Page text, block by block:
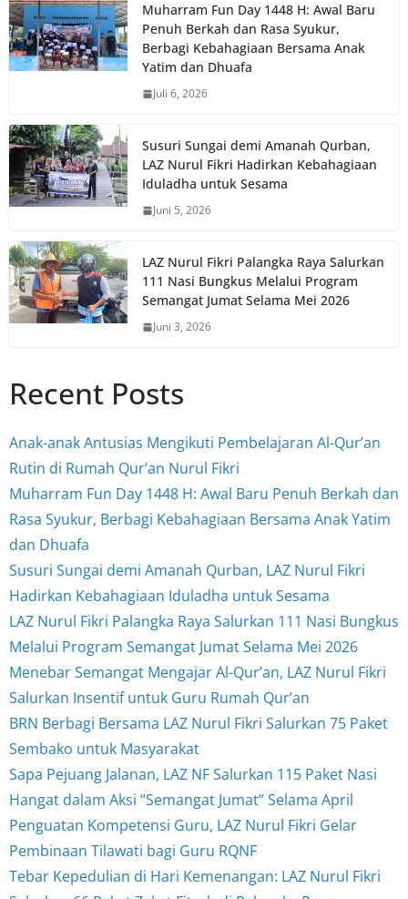
Muharram Fun Day 1448 H: Awal Baru
Penuh Berkah dan Rasa Syukur,
Berbagi Kebahagiaan Bersama Anak
Yatim dan Dhuafa
Juli 6, 2026
Susuri Sungai demi Amanah Qurban,
LAZ Nurul Fikri Hadirkan Kebahagiaan
Iduladha untuk Sesama
Juni 5, 2026
LAZ Nurul Fikri Palangka Raya Salurkan
111 Nasi Bungkus Melalui Program
Semangat Jumat Selama Mei 2026
Juni 3, 2026
Recent Posts
Anak-anak Antusias Mengikuti Pembelajaran Al-Qur’an
Rutin di Rumah Qur’an Nurul Fikri
Muharram Fun Day 1448 H: Awal Baru Penuh Berkah dan
Rasa Syukur, Berbagi Kebahagiaan Bersama Anak Yatim
dan Dhuafa
Susuri Sungai demi Amanah Qurban, LAZ Nurul Fikri
Hadirkan Kebahagiaan Iduladha untuk Sesama
LAZ Nurul Fikri Palangka Raya Salurkan 111 Nasi Bungkus
Melalui Program Semangat Jumat Selama Mei 2026
Menebar Semangat Mengajar Al-Qur’an, LAZ Nurul Fikri
Salurkan Insentif untuk Guru Rumah Qur’an
BRN Berbagi Bersama LAZ Nurul Fikri Salurkan 75 Paket
Sembako untuk Masyarakat
Sapa Pejuang Jalanan, LAZ NF Salurkan 115 Paket Nasi
Hangat dalam Aksi “Semangat Jumat” Selama April
Penguatan Kompetensi Guru, LAZ Nurul Fikri Gelar
Pembinaan Tilawati bagi Guru RQNF
Tebar Kepedulian di Hari Kemenangan: LAZ Nurul Fikri